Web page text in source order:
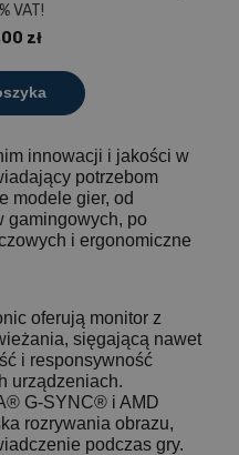
VAT!
zł
innowacji i jakości w
potrzebom
modele gier, od
gamingowych, po
i ergonomiczne
oferują monitor z
sięgającą nawet
i responsywność
urządzeniach.
G-SYNC® i AMD
rozrywania obrazu,
podczas gry.